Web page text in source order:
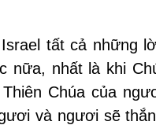
tất cả những
nữa, nhất là khi
Thiên Chúa của
và ngươi sẽ